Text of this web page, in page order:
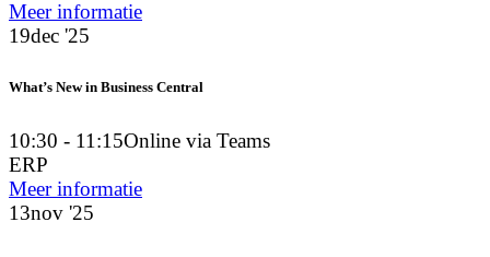
Meer informatie
19dec '25
What’s New in Business Central
10:30 - 11:15Online via Teams
ERP
Meer informatie
13nov '25